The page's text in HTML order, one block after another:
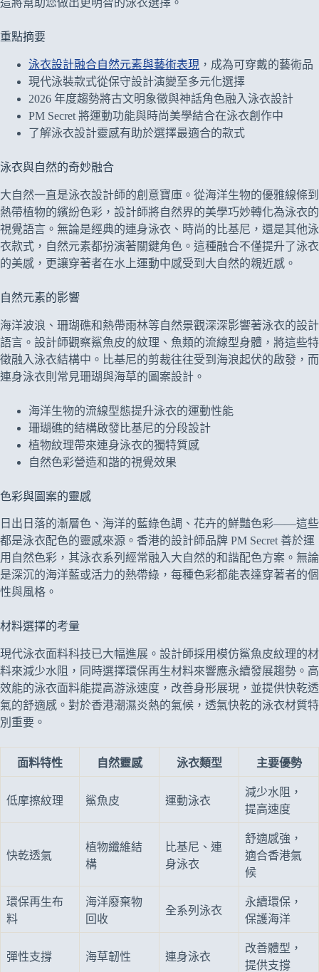
這將幫助您做出更明智的泳衣選擇。
重點摘要
泳衣設計融合自然元素與藝術表現 ，成為可穿戴的藝術品
現代泳裝款式從保守設計演變至多元化選擇
2026 年度趨勢將古文明象徵與神話角色融入泳衣設計
PM Secret 將運動功能與時尚美學結合在泳衣創作中
了解泳衣設計靈感有助於選擇最適合的款式
泳衣與自然的奇妙融合
大自然一直是泳衣設計師的創意寶庫。從海洋生物的優雅線條到
熱帶植物的繽紛色彩，設計師將自然界的美學巧妙轉化為泳衣的
視覺語言。無論是經典的連身泳衣、時尚的比基尼，還是其他泳
衣款式，自然元素都扮演著關鍵角色。這種融合不僅提升了泳衣
的美感，更讓穿著者在水上運動中感受到大自然的親近感。
自然元素的影響
海洋波浪、珊瑚礁和熱帶雨林等自然景觀深深影響著泳衣的設計
語言。設計師觀察鯊魚皮的紋理、魚類的流線型身體，將這些特
徵融入泳衣結構中。比基尼的剪裁往往受到海浪起伏的啟發，而
連身泳衣則常見珊瑚與海草的圖案設計。
海洋生物的流線型態提升泳衣的運動性能
珊瑚礁的結構啟發比基尼的分段設計
植物紋理帶來連身泳衣的獨特質感
自然色彩營造和諧的視覺效果
色彩與圖案的靈感
日出日落的漸層色、海洋的藍綠色調、花卉的鮮豔色彩——這些
都是泳衣配色的靈感來源。香港的設計師品牌 PM Secret 善於運
用自然色彩，其泳衣系列經常融入大自然的和諧配色方案。無論
是深沉的海洋藍或活力的熱帶綠，每種色彩都能表達穿著者的個
性與風格。
材料選擇的考量
現代泳衣面料科技已大幅進展。設計師採用模仿鯊魚皮紋理的材
料來減少水阻，同時選擇環保再生材料來響應永續發展趨勢。高
效能的泳衣面料能提高游泳速度，改善身形展現，並提供快乾透
氣的舒適感。對於香港潮濕炎熱的氣候，透氣快乾的泳衣材質特
別重要。
面料特性 自然靈感 泳衣類型 主要優勢
低摩擦紋理 鯊魚皮 運動泳衣
減少水阻，
提高速度
快乾透氣
植物纖維結
構
比基尼、連
身泳衣
舒適感強，
適合香港氣
候
環保再生布
料
海洋廢棄物
回收
全系列泳衣
永續環保，
保護海洋
彈性支撐 海草韌性 連身泳衣
改善體型，
提供支撐